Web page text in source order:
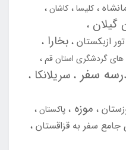
کلیسا کاشان
گیلان
تور ازبکستان بخارا
های گردشگری استان قم
سفر سریلانکا
موزه
پاکستان
جامع سفر به قزاقستان